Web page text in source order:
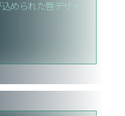
められた唇デザイ